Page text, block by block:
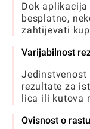
Dok aplikacija
besplatno,
zahtijevati
Varijabilnost
Jedinstvenost
rezultate za
lica ili kutova
Ovisnost o